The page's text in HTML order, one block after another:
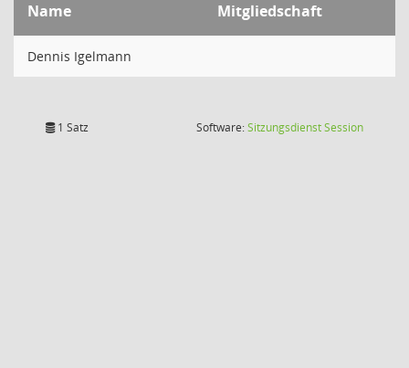
Name Mitgliedschaft
Dennis Igelmann
1 Satz Software:SitzungsdienstSession(Wird in